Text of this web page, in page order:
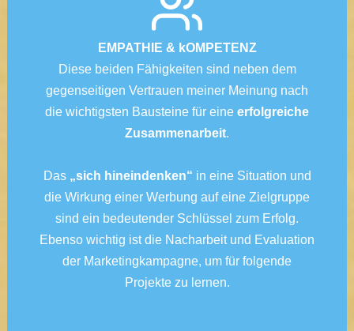
EMPATHIE & kOMPETENZ
Diese beiden Fähigkeiten sind neben dem
gegenseitigen Vertrauen meiner Meinung nach
die wichtigsten Bausteine für eine erfolgreiche
Zusammenarbeit.
Das „sich hineindenken“ in eine Situation und
die Wirkung einer Werbung auf eine Zielgruppe
sind ein bedeutender Schlüssel zum Erfolg.
Ebenso wichtig ist die Nacharbeit und Evaluation
der Marketingkampagne, um für folgende
Projekte zu lernen.